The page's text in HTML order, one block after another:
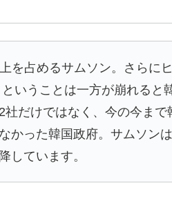
を占めるサムソン。さらに
いうことは一方が崩れると
だけではなく、今の今ま
かった韓国政府。サムソン
しています。